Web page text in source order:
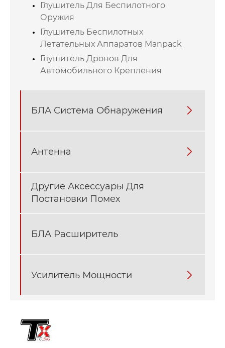
Глушитель Для Беспилотного
Оружия
Глушитель Беспилотных
Летательных Аппаратов Manpack
Глушитель Дронов Для
Автомобильного Крепления
БЛА Система Обнаружения 
Антенна 
Другие Аксессуары Для
Постановки Помех
БЛА Расширитель
Усилитель Мощности 